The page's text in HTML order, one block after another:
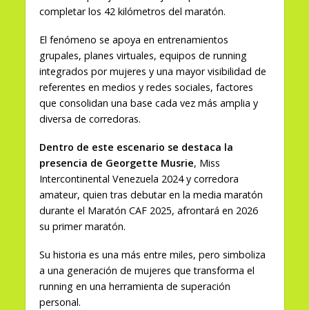
completar los 42 kilómetros del maratón.
El fenómeno se apoya en entrenamientos
grupales, planes virtuales, equipos de running
integrados por mujeres y una mayor visibilidad de
referentes en medios y redes sociales, factores
que consolidan una base cada vez más amplia y
diversa de corredoras.
Dentro de este escenario se destaca la
presencia de Georgette Musrie, Miss
Intercontinental Venezuela 2024 y corredora
amateur, quien tras debutar en la media maratón
durante el Maratón CAF 2025, afrontará en 2026
su primer maratón.
Su historia es una más entre miles, pero simboliza
a una generación de mujeres que transforma el
running en una herramienta de superación
personal.